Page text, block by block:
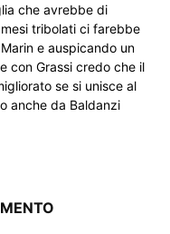
che avrebbe di
tribolati ci farebbe
e auspicando un
con Grassi credo che il
se si unisce al
anche da Baldanzi